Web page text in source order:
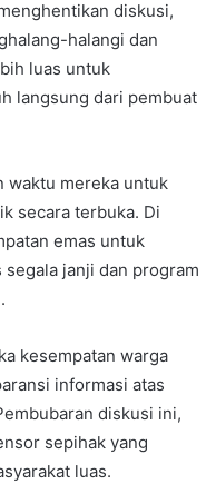
diskusi,
halangi dan
luas untuk
langsung dari pembuat
waktu mereka untuk
secara terbuka. Di
emas untuk
janji dan program
kesempatan warga
informasi atas
diskusi ini,
sepihak yang
luas.